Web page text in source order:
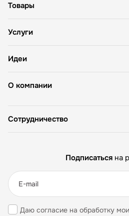
О компании
Товары
Услуги
Идеи
Сотрудничество
Подписаться на
Даю согласие на обработку